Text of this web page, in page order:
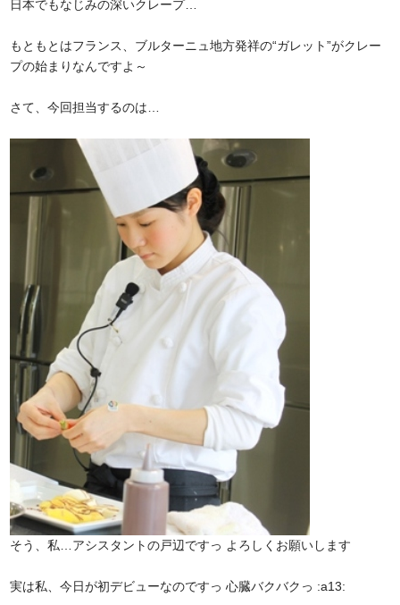
日本でもなじみの深いクレープ…
もともとはフランス、ブルターニュ地方発祥の“ガレット”がクレー
プの始まりなんですよ～
さて、今回担当するのは…
そう、私…アシスタントの戸辺ですっ よろしくお願いします
実は私、今日が初デビューなのですっ 心臓バクバクっ :a13: